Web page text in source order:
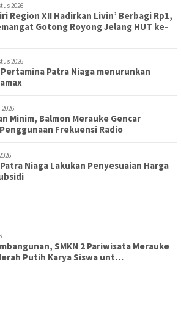
2026
Region XII Hadirkan Livin’ Berbagi Rp1,
Gotong Royong Jelang HUT ke-
2026
Patra Niaga menurunkan
Minim, Balmon Merauke Gencar
Frekuensi Radio
Niaga Lakukan Penyesuaian Harga
SMKN 2 Pariwisata Merauke
Putih Karya Siswa unt…